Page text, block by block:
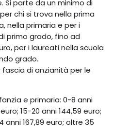
Si parte da un minimo di
chi si trova nella prima
nella primaria e per i
primo grado, fino ad
per i laureati nella scuola
grado.
di anzianità per le
e primaria: 0-8 anni
15-20 anni 144,59 euro;
anni 167,89 euro; oltre 35